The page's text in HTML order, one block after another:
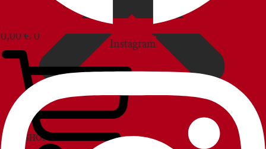
SHOP
0,00€0 Instagram